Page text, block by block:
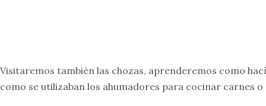
Visitaremos también las chozas, aprenderemos como
como se utilizaban los ahumadores para cocinar carnes o